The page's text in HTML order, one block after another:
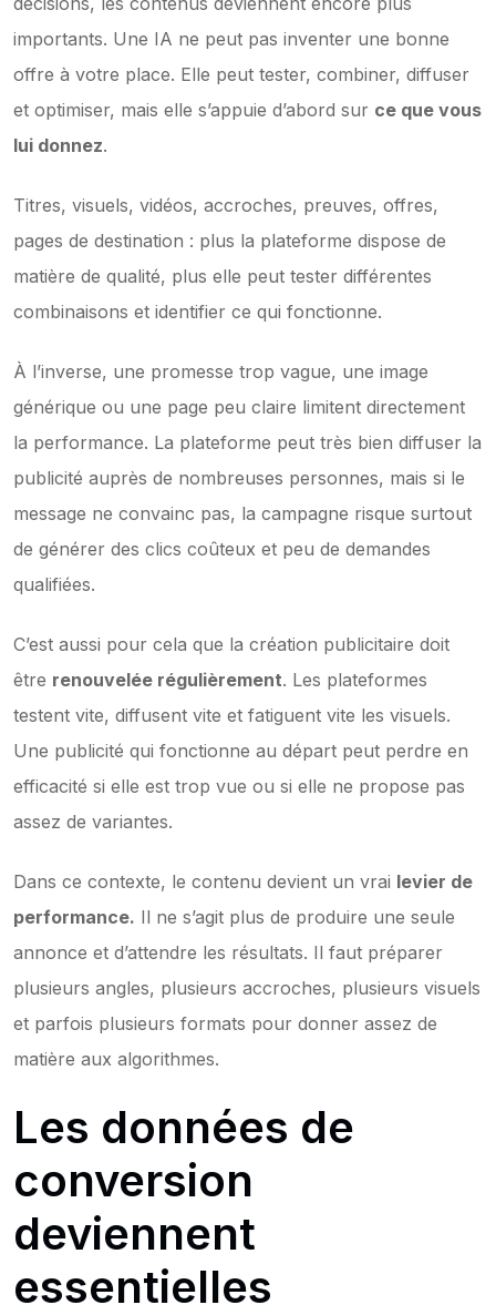
importants. Une IA ne peut pas inventer une bonne
offre à votre place. Elle peut tester, combiner, diffuser
et optimiser, mais elle s’appuie d’abord sur ce que vous
lui donnez.
Titres, visuels, vidéos, accroches, preuves, offres,
pages de destination : plus la plateforme dispose de
matière de qualité, plus elle peut tester différentes
combinaisons et identifier ce qui fonctionne.
À l’inverse, une promesse trop vague, une image
générique ou une page peu claire limitent directement
la performance. La plateforme peut très bien diffuser la
publicité auprès de nombreuses personnes, mais si le
message ne convainc pas, la campagne risque surtout
de générer des clics coûteux et peu de demandes
qualifiées.
C’est aussi pour cela que la création publicitaire doit
être renouvelée régulièrement. Les plateformes
testent vite, diffusent vite et fatiguent vite les visuels.
Une publicité qui fonctionne au départ peut perdre en
efficacité si elle est trop vue ou si elle ne propose pas
assez de variantes.
Dans ce contexte, le contenu devient un vrai levier de
performance. Il ne s’agit plus de produire une seule
annonce et d’attendre les résultats. Il faut préparer
plusieurs angles, plusieurs accroches, plusieurs visuels
et parfois plusieurs formats pour donner assez de
matière aux algorithmes.
Les données de
conversion
deviennent
essentielles